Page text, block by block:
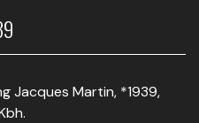
Jacques Martin, *1939,